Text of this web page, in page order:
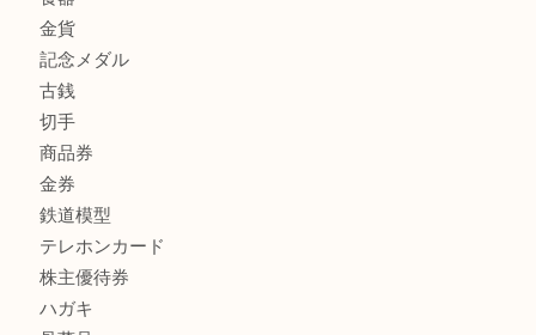
FENDI
フィギュア
全て
貴金属
宝石
金製品
銀製品
財布
バッグ